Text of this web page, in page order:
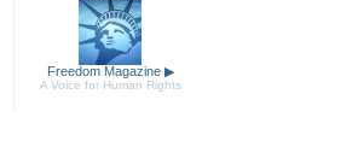
Freedom Magazine ▶
A Voice for Human Rights